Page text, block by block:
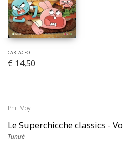
CARTACEO
€ 14,50
Phil Moy
Le Superchicche classics -
Tunué